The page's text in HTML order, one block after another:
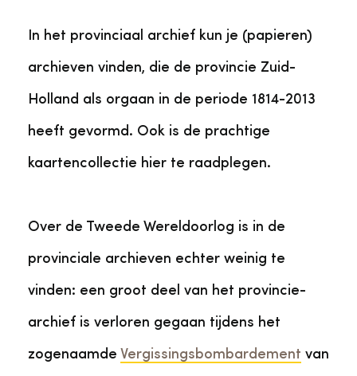
In het provinciaal archief kun je (papieren)
archieven vinden, die de provincie Zuid-
Holland als orgaan in de periode 1814-2013
heeft gevormd. Ook is de prachtige
kaartencollectie hier te raadplegen.
Over de Tweede Wereldoorlog is in de
provinciale archieven echter weinig te
vinden: een groot deel van het provincie-
archief is verloren gegaan tijdens het
zogenaamde Vergissingsbombardement van